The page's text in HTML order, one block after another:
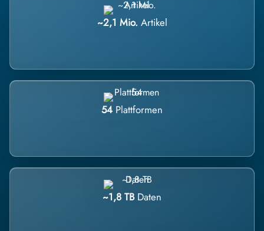
~2,1 Mio. Artikel
54 Plattformen
~1,8 TB Daten